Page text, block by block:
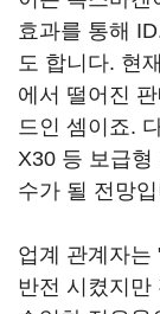
효과를 통해
도 합니다. 현
에서 떨어진
드인 셈이죠.
X30 등 보급형
수가 될 전망
업계 관계자는
반전 시켰지만